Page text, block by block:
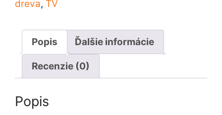
dreva, TV
Popis Ďalšie informácie
Recenzie (0)
Popis